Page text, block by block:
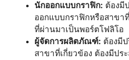
นักออกแบบกราฟิก: ต้องมี
ออกแบบกราฟิกหรือสาขา
ที่ผ่านมาเป็นพอร์ตโฟลิโอ
ผู้จัดการผลิตภัณฑ์: ต้องมี
สาขาที่เกี่ยวข้อง ต้องมีปร